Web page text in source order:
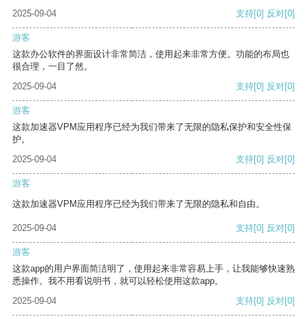
2025-09-04
支持[0] 反对[0]
游客
这款办公软件的界面设计非常简洁，使用起来非常方便。功能的布局也
很合理，一目了然。
2025-09-04
支持[0] 反对[0]
游客
这款加速器VPM应用程序已经为我们带来了无限的隐私保护和安全性保
护。
2025-09-04
支持[0] 反对[0]
游客
这款加速器VPM应用程序已经为我们带来了无限的隐私和自由。
2025-09-04 支持[0] 反对[0]
游客
这款app的用户界面简洁明了，使用起来非常容易上手，让我能够快速熟
悉操作。我不用看说明书，就可以轻松使用这款app。
2025-09-04
支持[0] 反对[0]